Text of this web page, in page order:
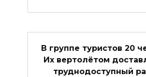
В группе туристов 20
Их вертолётом
труднодоступный